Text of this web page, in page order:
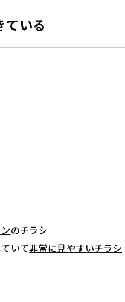
いる
のチラシ
いて非常に見やすいチラシ